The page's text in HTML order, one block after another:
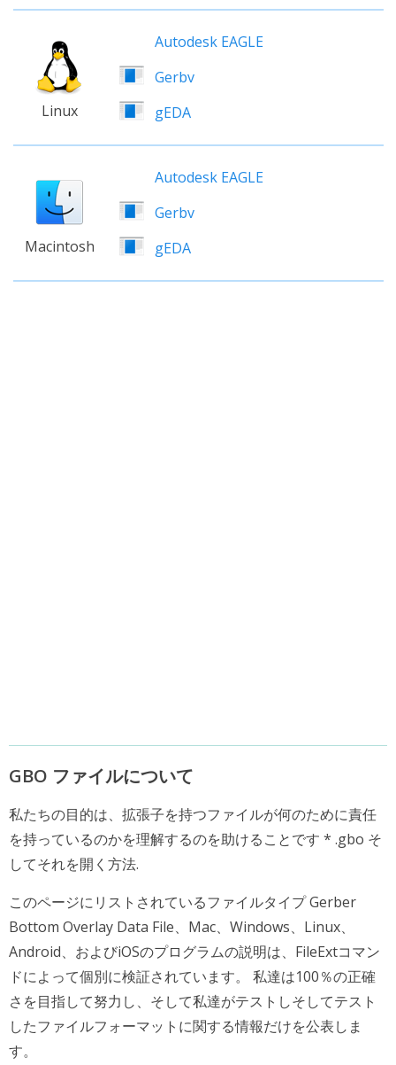
Linux
Autodesk EAGLE
Gerbv
gEDA
Macintosh
Autodesk EAGLE
Gerbv
gEDA
GBO ファイルについて
私たちの目的は、拡張子を持つファイルが何のために責任
を持っているのかを理解するのを助けることです * .gbo そ
してそれを開く方法.
このページにリストされているファイルタイプ Gerber
Bottom Overlay Data File、Mac、Windows、Linux、
Android、およびiOSのプログラムの説明は、FileExtコマン
ドによって個別に検証されています。 私達は100％の正確
さを目指して努力し、そして私達がテストしそしてテスト
したファイルフォーマットに関する情報だけを公表しま
す。